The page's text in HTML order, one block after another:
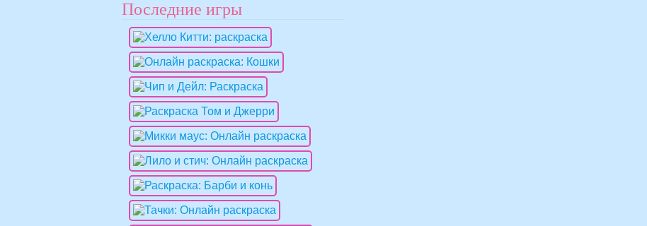
Последние игры